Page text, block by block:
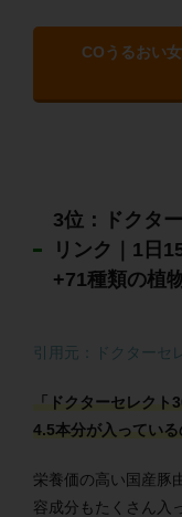
COうるおい
3位：ドクタ
リンク｜1日
+71種類の植
引用元：ドクターセ
「ドクターセレク
4.5本分が入っている
栄養価の高い国産豚
容成分もたくさん入